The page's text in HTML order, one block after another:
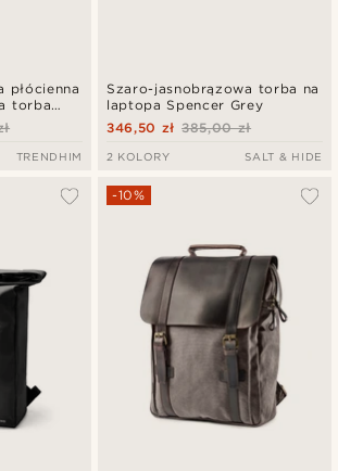
płócienna
torba
TRENDHIM
Szaro-jasnobrązowa torba na
laptopa Spencer Grey
385,00 zł
346,50 zł
2 KOLORY SALT & HIDE
-10%